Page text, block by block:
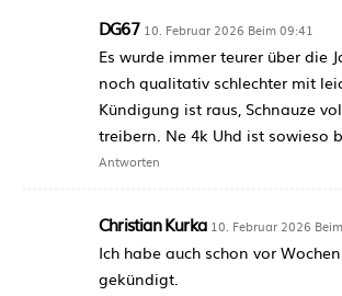
DG67 10. Februar 2026 Beim 09:41
Es wurde immer teurer über die
noch qualitativ schlechter mit
Kündigung ist raus, Schnauze
treibern. Ne 4k Uhd ist sowieso
Antworten
Christian Kurka 10. Februar 2026
Ich habe auch schon vor
gekündigt.